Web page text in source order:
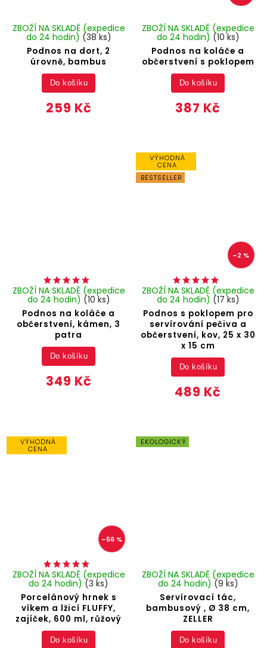
Podnos na dort, 2
úrovně, bambus
ZBOŽÍ NA SKLADĚ (expedice
do 24 hodin) (38 ks)
259 Kč
Do košíku
Podnos na koláče a
občerstvení s poklopem
ZBOŽÍ NA SKLADĚ (expedice
do 24 hodin) (10 ks)
387 Kč
Do košíku
Podnos na koláče a
občerstvení, kámen, 3
patra
ZBOŽÍ NA SKLADĚ (expedice
do 24 hodin) (10 ks)
349 Kč
Do košíku
VÝHODNÁ
CENA
BESTSELLER
–2 %
Podnos s poklopem pro
servírování pečiva a
občerstvení, kov, 25 x 30
x 15 cm
ZBOŽÍ NA SKLADĚ (expedice
do 24 hodin) (17 ks)
489 Kč
Do košíku
VÝHODNÁ
CENA
–56 %
Porcelánový hrnek s
víkem a lžicí FLUFFY,
zajíček, 600 ml, růžový
ZBOŽÍ NA SKLADĚ (expedice
do 24 hodin) (3 ks)
Do košíku
EKOLOGICKÝ
Servírovací tác,
bambusový , Ø 38 cm,
ZELLER
ZBOŽÍ NA SKLADĚ (expedice
do 24 hodin) (9 ks)
Do košíku